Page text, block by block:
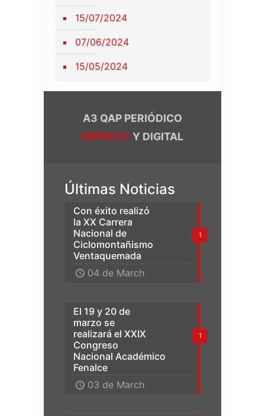
15/07/2024
07/06/2024
15/05/2024
A3 QAP PERIÓDICO
IMPRESO Y DIGITAL
Últimas Noticias
1
Con éxito realizó
la XX Carrera
Nacional de
Ciclomontañismo
Ventaquemada
04 de March
1
El 19 y 20 de
marzo se
realizará el XXIX
Congreso
Nacional Académico
Fenalce
03 de March